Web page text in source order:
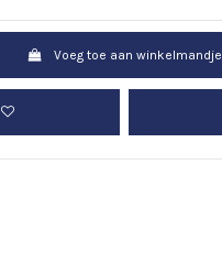
Voeg toe aan winkelmandje